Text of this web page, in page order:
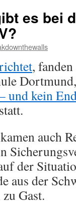
es bei
,
und kein
auch
der
aus der
Gast.